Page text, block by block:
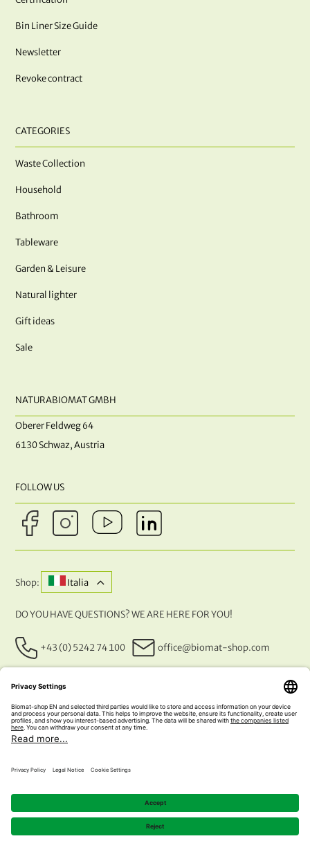
Bin Liner Size Guide
Newsletter
Revoke contract
CATEGORIES
Waste Collection
Household
Bathroom
Tableware
Garden & Leisure
Natural lighter
Gift ideas
Sale
NATURABIOMAT GMBH
Oberer Feldweg 64
6130 Schwaz, Austria
FOLLOW US
Shop: Italia
DO YOU HAVE QUESTIONS? WE ARE HERE FOR YOU!
+43 (0) 5242 74 100 office@biomat-shop.com